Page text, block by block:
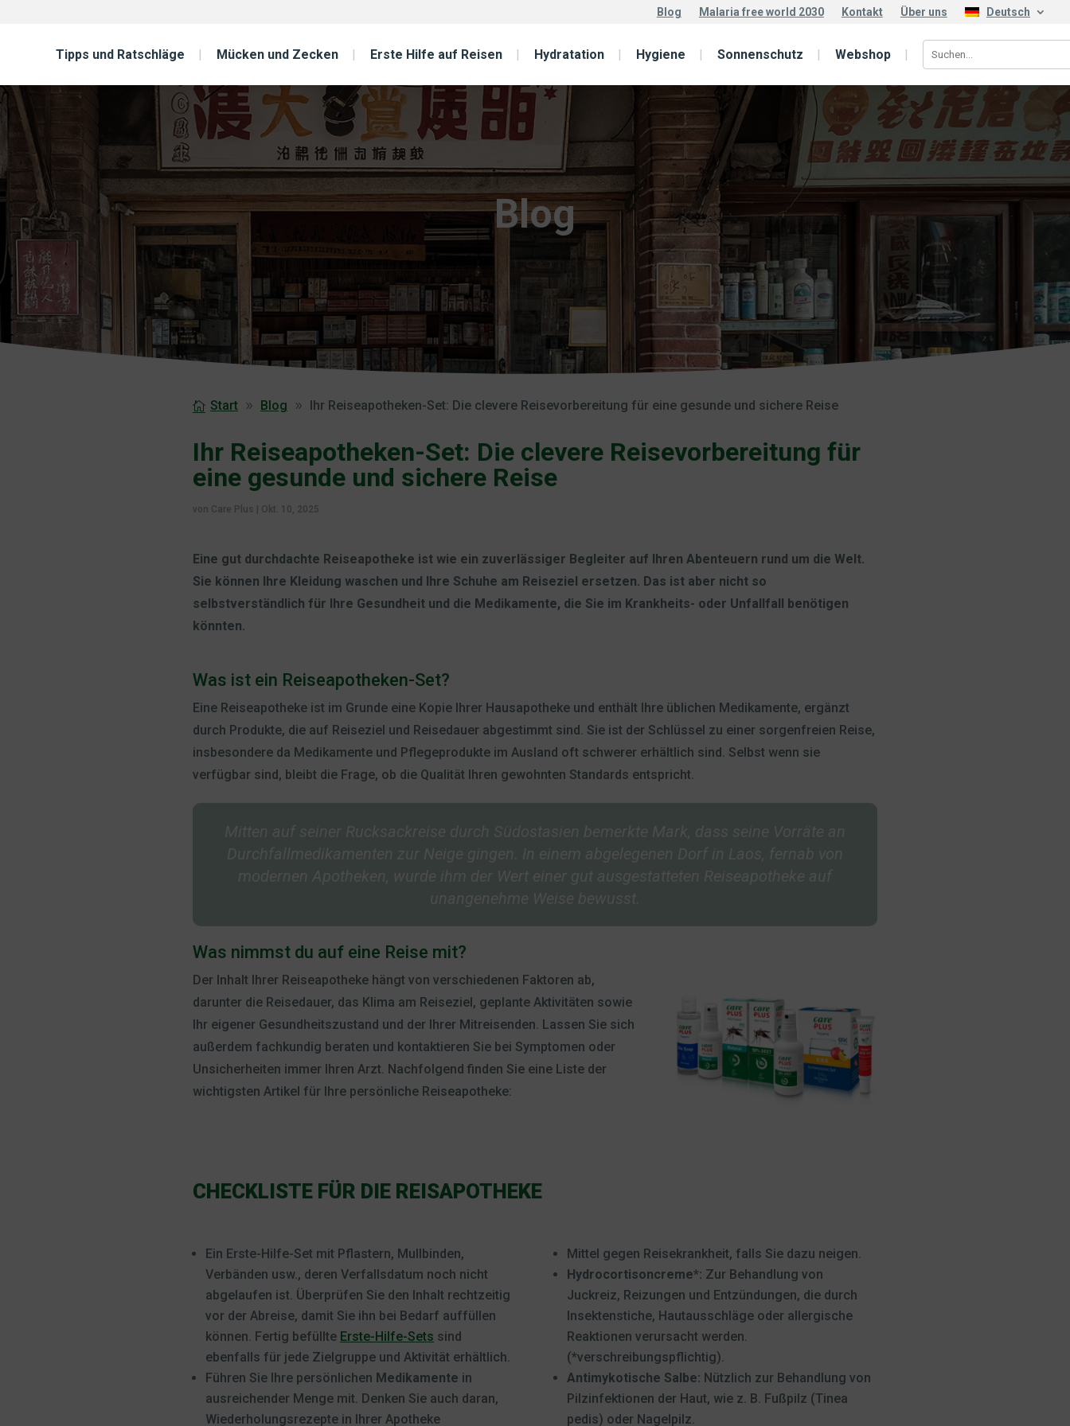
Blog Malaria free world 2030 Kontakt Über uns Deutsch
Tipps und Ratschläge Mücken und Zecken Erste Hilfe auf Reisen Hydratation Hygiene Sonnenschutz Webshop
Blog
Start Blog Ihr Reiseapotheken-Set: Die clevere Reisevorbereitung für eine gesunde und sichere Reise
Ihr Reiseapotheken-Set: Die clevere Reisevorbereitung für
eine gesunde und sichere Reise
von Care Plus Okt. 10, 2025
Eine gut durchdachte Reiseapotheke ist wie ein zuverlässiger Begleiter auf Ihren Abenteuern rund um die Welt.
Sie können Ihre Kleidung waschen und Ihre Schuhe am Reiseziel ersetzen. Das ist aber nicht so
selbstverständlich für Ihre Gesundheit und die Medikamente, die Sie im Krankheits- oder Unfallfall benötigen
könnten.
Was ist ein Reiseapotheken-Set?
Eine Reiseapotheke ist im Grunde eine Kopie Ihrer Hausapotheke und enthält Ihre üblichen Medikamente, ergänzt
durch Produkte, die auf Reiseziel und Reisedauer abgestimmt sind. Sie ist der Schlüssel zu einer sorgenfreien Reise,
insbesondere da Medikamente und Pflegeprodukte im Ausland oft schwerer erhältlich sind. Selbst wenn sie
verfügbar sind, bleibt die Frage, ob die Qualität Ihren gewohnten Standards entspricht.
Mitten auf seiner Rucksackreise durch Südostasien bemerkte Mark, dass seine Vorräte an
Durchfallmedikamenten zur Neige gingen. In einem abgelegenen Dorf in Laos, fernab von
modernen Apotheken, wurde ihm der Wert einer gut ausgestatteten Reiseapotheke auf
unangenehme Weise bewusst.
Was nimmst du auf eine Reise mit?
Der Inhalt Ihrer Reiseapotheke hängt von verschiedenen Faktoren ab,
darunter die Reisedauer, das Klima am Reiseziel, geplante Aktivitäten sowie
Ihr eigener Gesundheitszustand und der Ihrer Mitreisenden. Lassen Sie sich
außerdem fachkundig beraten und kontaktieren Sie bei Symptomen oder
Unsicherheiten immer Ihren Arzt. Nachfolgend finden Sie eine Liste der
wichtigsten Artikel für Ihre persönliche Reiseapotheke:
CHECKLISTE FÜR DIE REISAPOTHEKE
Ein Erste-Hilfe-Set mit Pflastern, Mullbinden,
Verbänden usw., deren Verfallsdatum noch nicht
abgelaufen ist. Überprüfen Sie den Inhalt rechtzeitig
vor der Abreise, damit Sie ihn bei Bedarf auffüllen
können. Fertig befüllte Erste-Hilfe-Sets sind
ebenfalls für jede Zielgruppe und Aktivität erhältlich.
Führen Sie Ihre persönlichen Medikamente in
ausreichender Menge mit. Denken Sie auch daran,
Wiederholungsrezepte in Ihrer Apotheke
Mittel gegen Reisekrankheit, falls Sie dazu neigen.
Hydrocortisoncreme*: Zur Behandlung von
Juckreiz, Reizungen und Entzündungen, die durch
Insektenstiche, Hautausschläge oder allergische
Reaktionen verursacht werden.
(*verschreibungspflichtig).
Antimykotische Salbe: Nützlich zur Behandlung von
Pilzinfektionen der Haut, wie z. B. Fußpilz (Tinea
pedis) oder Nagelpilz.